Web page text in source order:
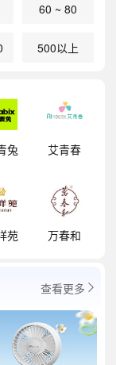
60 ~ 80
500以上
兔 艾青春
苑 万春和
查看更多 